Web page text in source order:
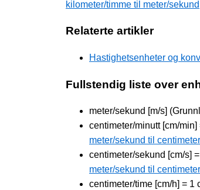
kilometer/timme til meter/sekund
Relaterte artikler
Hastighetsenheter og
Fullstendig liste over
meter/sekund [m/s]
centimeter/minutt [cm/
meter/sekund til
centimeter/sekund [cm/s]
meter/sekund til
centimeter/time [cm/h] = 1